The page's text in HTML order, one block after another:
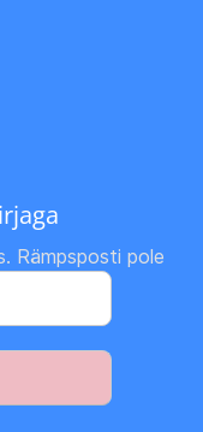
Rämpsposti pole